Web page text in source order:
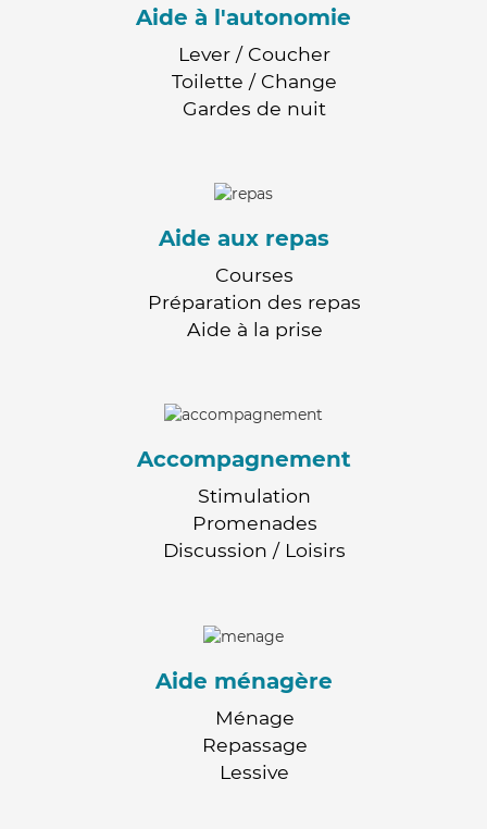
Aide à l'autonomie
Lever / Coucher
Toilette / Change
Gardes de nuit
Aide aux repas
Courses
Préparation des repas
Aide à la prise
Accompagnement
Stimulation
Promenades
Discussion / Loisirs
Aide ménagère
Ménage
Repassage
Lessive